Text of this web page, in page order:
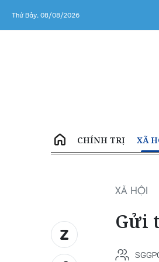
Thứ Bảy, 08/08/2026
CHÍNH TRỊ XÃ
XÃ HỘI
Gửi